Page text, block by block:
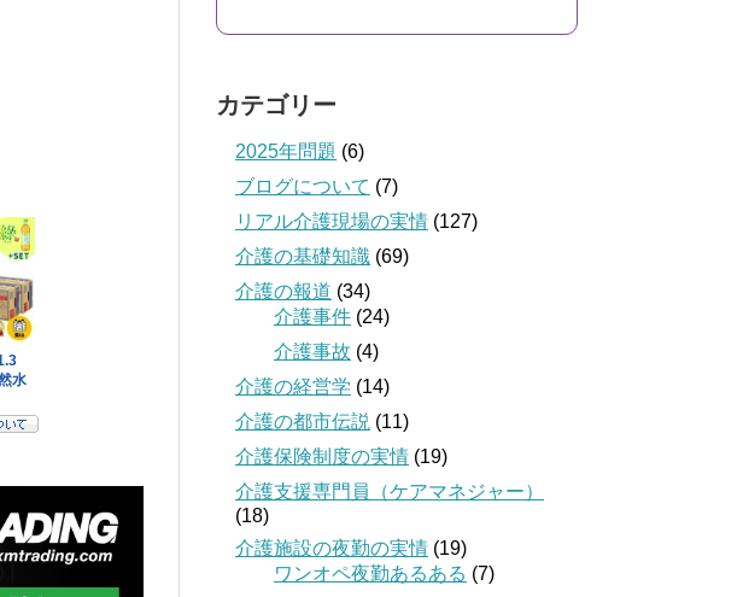
カテゴリー
2025年問題 (6)
ブログについて (7)
リアル介護現場の実情 (127)
介護の基礎知識 (69)
介護の報道 (34)
介護事件 (24)
介護事故 (4)
介護の経営学 (14)
介護の都市伝説 (11)
介護保険制度の実情 (19)
介護支援専門員（ケアマネジャー）
(18)
介護施設の夜勤の実情 (19)
ワンオペ夜勤あるある (7)